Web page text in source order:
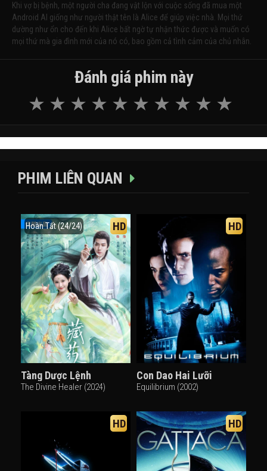
Khi vợ bị bệnh, một người cha đang vật lộn với cuộc sống đã mua một
Android AI giống như người thật tên là Alice để giúp việc nhà. Mọi thứ
dường như ổn cho đến khi Alice bất ngờ tự nhận thức được và muốn có
mọi thứ mà gia đình mới của nó có, bao gồm cả tình cảm của chủ nhân.
Đánh giá phim này
PHIM LIÊN QUAN
Hoàn Tất (24/24) HD
Tàng Dược Lệnh
The Divine Healer (2024)
HD
Con Dao Hai Lưỡi
Equilibrium (2002)
HD HD